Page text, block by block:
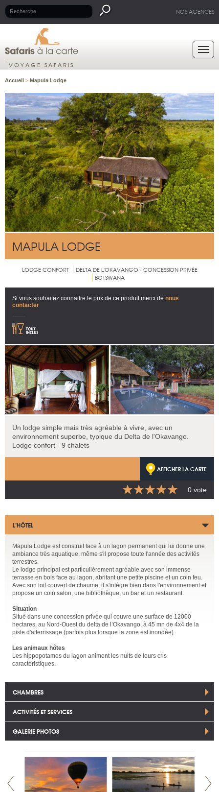
NOS AGENCES
VOYAGE SAFARIS
Accueil > Mapula Lodge
MAPULA LODGE
LODGE CONFORT
DELTA DE L'OKAVANGO - CONCESSION PRIVÉE
BOTSWANA
Si vous souhaitez connaitre le prix de ce produit merci de nous
contacter
Un lodge simple mais très agréable à vivre, avec un
environnement superbe, typique du Delta de l'Okavango.
Lodge confort - 9 chalets
AFFICHER LA CARTE
0 vote
L’HÔTEL
Mapula Lodge est construit face à un lagon permanent qui lui donne une
ambiance très aquatique, même s'il propose toute l'année des activités
terrestres.
Le lodge principal est particulièrement agréable avec son immense
terrasse en bois face au lagon, abritant une petite piscine et un coin feu.
Avec son toit couvert de chaume, il s'intègre bien dans l'environnement et
propose un coin salon, une bibliothèque, un bar et un restaurant.
Situation
Situé dans une concession privée qui couvre une surface de 12000
hectares, au Nord-Ouest du delta de l’Okavango, à 45 mn de 4x4 de la
piste d'atterrissage (parfois plus lorsque la zone est inondée).
Les animaux hôtes
Les hippopotames du lagon animent les nuits de leurs cris
caractéristiques.
CHAMBRES
ACTIVITÉS ET SERVICES
GALERIE PHOTOS